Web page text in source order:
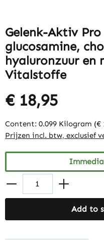
Gelenk-Aktiv
glucosamine,
hyaluronzuur en
Vitalstoffe
€ 18,95
Content: 0.099 Kilogram (€
Prijzen incl. btw, exclusief
Add to